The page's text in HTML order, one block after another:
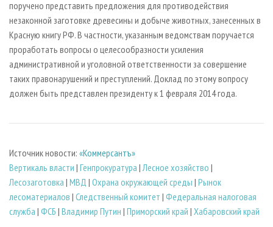
поручено представить предложения для противодействия
незаконной заготовке древесины и добыче животных, занесенных в
Красную книгу РФ. В частности, указанным ведомствам поручается
проработать вопросы о целесообразности усиления
административной и уголовной ответственности за совершение
таких правонарушений и преступлений. Доклад по этому вопросу
должен быть представлен президенту к 1 февраля 2014 года.
Источник новости: «Коммерсантъ»
Вертикаль власти | Генпрокуратура |Лесное хозяйство |
Лесозаготовка | МВД | Охрана окружающей среды | Рынок
лесоматериалов | Следственный комитет | Федеральная налоговая
служба | ФСБ | Владимир Путин | Приморский край | Хабаровский край